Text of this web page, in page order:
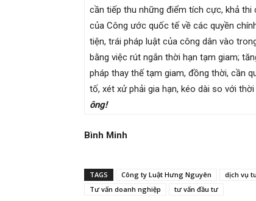
cần tiếp thu những điểm tích cực, khả
của Công ước quốc tế về các quyền
tiện, trái pháp luật của công dân vào
bằng việc rút ngắn thời hạn tạm giam;
pháp thay thế tạm giam, đồng thời, cần
tố, xét xử phải gia hạn, kéo dài so với
ông!
Bình Minh
TAGS Công ty Luật Hưng Nguyên dịch vụ
Tư vấn doanh nghiệp
tư vấn đầu tư